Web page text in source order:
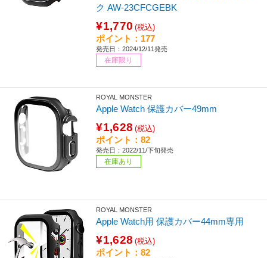
ク AW-23CFCGEBK
¥1,770 (税込)
ポイント：177
発売日：2024/12/11発売
在庫限り
ROYAL MONSTER
Apple Watch 保護カバー49mm
¥1,628 (税込)
ポイント：82
発売日：2022/11/下旬発売
在庫あり
ROYAL MONSTER
Apple Watch用 保護カバー44mm専用
¥1,628 (税込)
ポイント：82